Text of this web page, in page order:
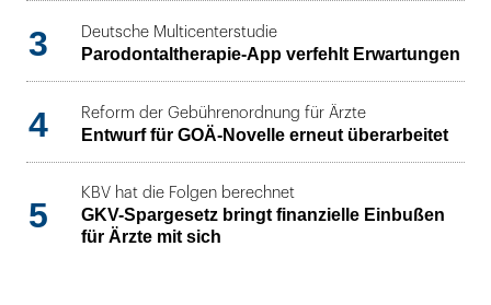
3 Deutsche Multicenterstudie
Parodontaltherapie-App verfehlt Erwartungen
4 Reform der Gebührenordnung für Ärzte
Entwurf für GOÄ-Novelle erneut überarbeitet
5
KBV hat die Folgen berechnet
GKV-Spargesetz bringt finanzielle Einbußen
für Ärzte mit sich